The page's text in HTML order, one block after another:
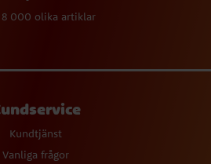
8 000 olika artiklar
Kundtjänst
Vanliga frågor